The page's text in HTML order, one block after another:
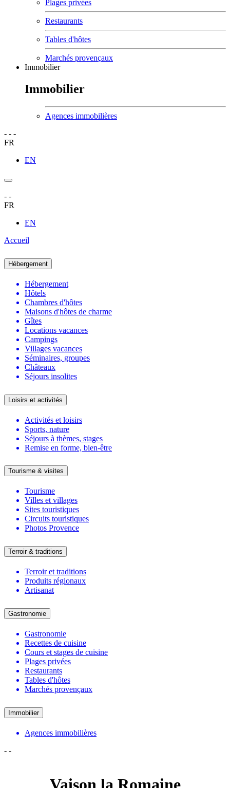
Plages privées
Restaurants
Tables d'hôtes
Marchés provençaux
Immobilier
Immobilier
Agences immobilières
- - -
FR
EN
- -
FR
EN
Accueil
Hébergement
Hébergement
Hôtels
Chambres d'hôtes
Maisons d'hôtes de charme
Gîtes
Locations vacances
Campings
Villages vacances
Séminaires, groupes
Châteaux
Séjours insolites
Loisirs et activités
Activités et loisirs
Sports, nature
Séjours à thèmes, stages
Remise en forme, bien-être
Tourisme & visites
Tourisme
Villes et villages
Sites touristiques
Circuits touristiques
Photos Provence
Terroir & traditions
Terroir et traditions
Produits régionaux
Artisanat
Gastronomie
Gastronomie
Recettes de cuisine
Cours et stages de cuisine
Plages privées
Restaurants
Tables d'hôtes
Marchés provençaux
Immobilier
Agences immobilières
- -